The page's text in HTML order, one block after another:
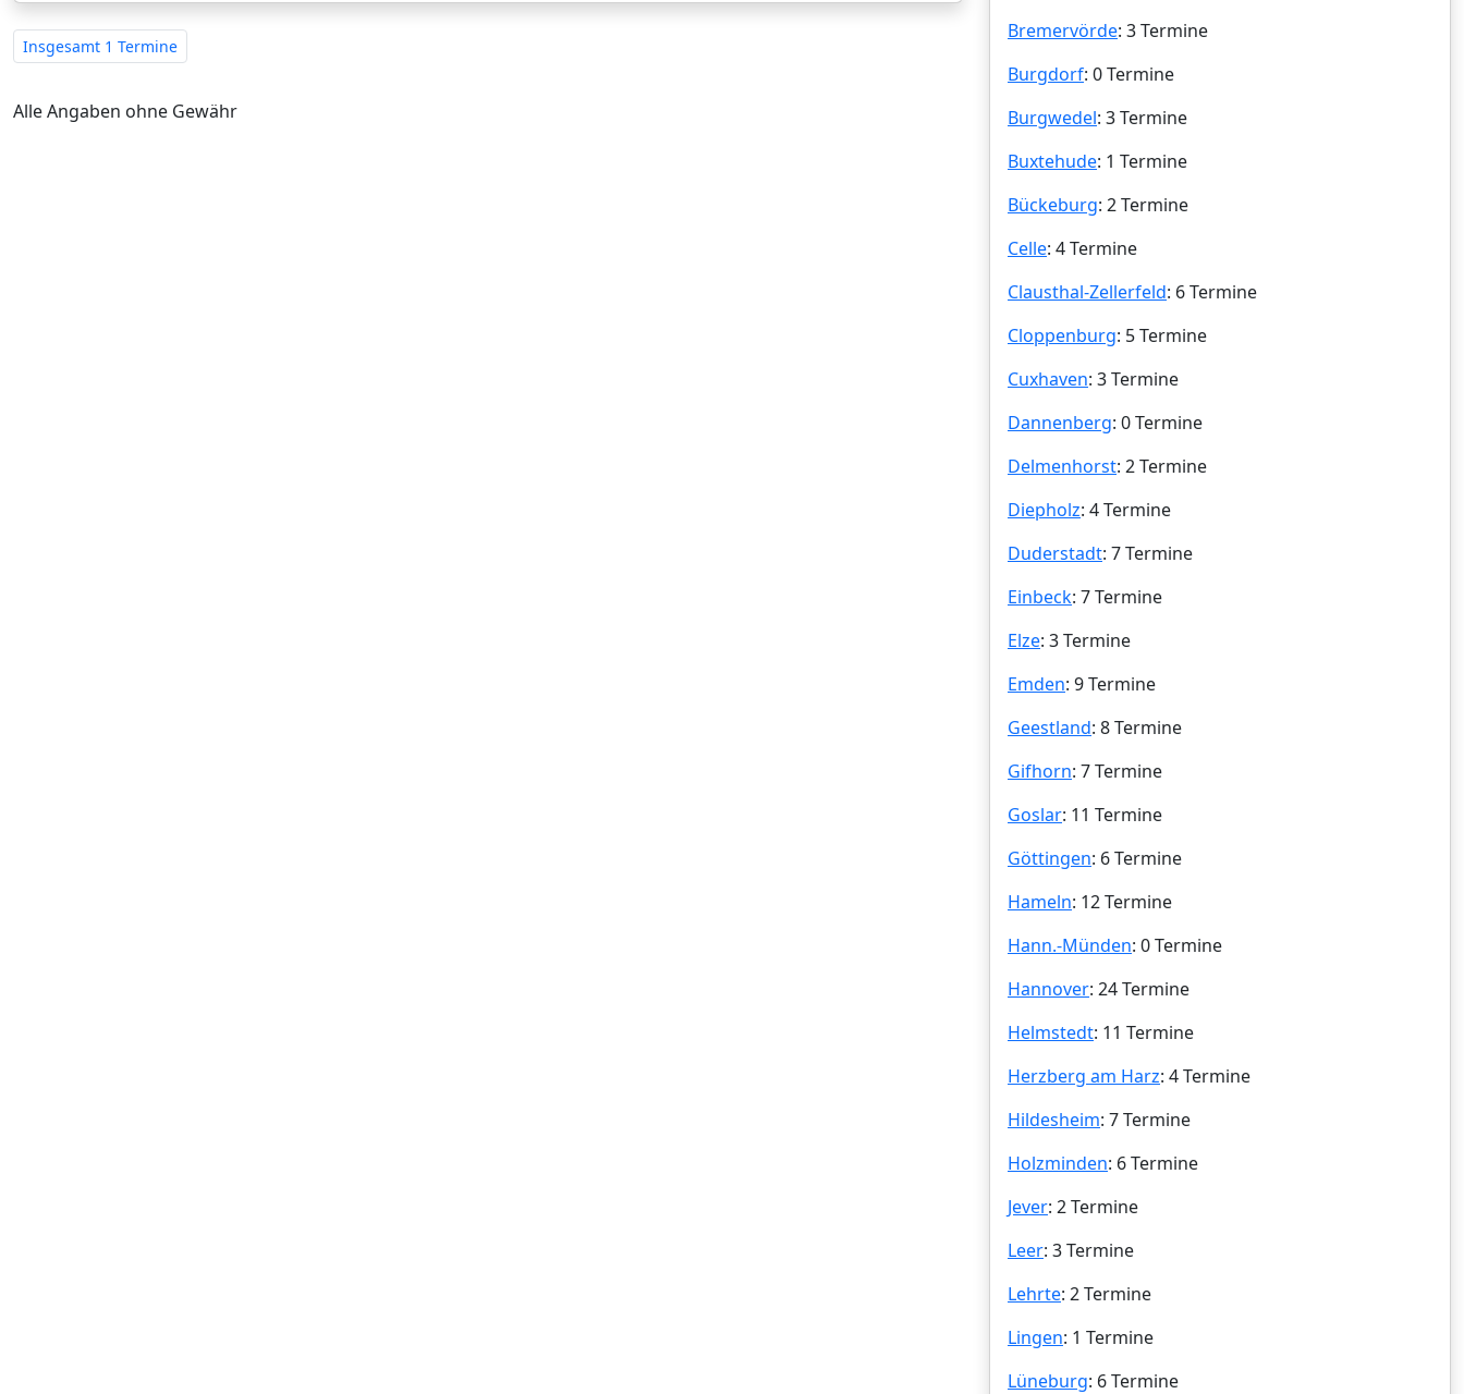
Insgesamt 1 Termine
Alle Angaben ohne Gewähr
Bremervörde: 3 Termine
Burgdorf: 0 Termine
Burgwedel: 3 Termine
Buxtehude: 1 Termine
Bückeburg: 2 Termine
Celle: 4 Termine
Clausthal-Zellerfeld: 6 Termine
Cloppenburg: 5 Termine
Cuxhaven: 3 Termine
Dannenberg: 0 Termine
Delmenhorst: 2 Termine
Diepholz: 4 Termine
Duderstadt: 7 Termine
Einbeck: 7 Termine
Elze: 3 Termine
Emden: 9 Termine
Geestland: 8 Termine
Gifhorn: 7 Termine
Goslar: 11 Termine
Göttingen: 6 Termine
Hameln: 12 Termine
Hann.-Münden: 0 Termine
Hannover: 24 Termine
Helmstedt: 11 Termine
Herzberg am Harz: 4 Termine
Hildesheim: 7 Termine
Holzminden: 6 Termine
Jever: 2 Termine
Leer: 3 Termine
Lehrte: 2 Termine
Lingen: 1 Termine
Lüneburg: 6 Termine